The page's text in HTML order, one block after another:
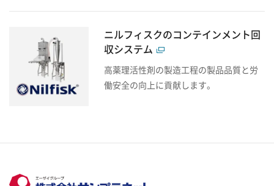
ニルフィスクのコンテインメント回
収システム
高薬理活性剤の製造工程の製品品質と労
働安全の向上に貢献します。